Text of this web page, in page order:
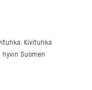
Kivituhka
Suomen